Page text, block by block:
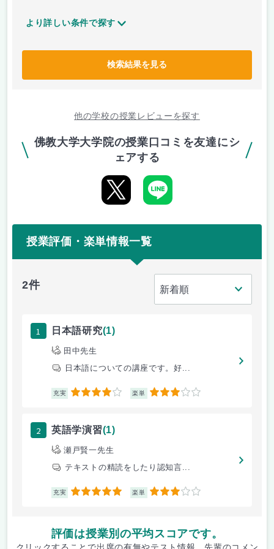
より詳しい条件で探す
検索結果を見る
他の学校の授業レビューを探す
佛教大学大学院の授業口コミを友達にシ
ェアする
授業評価・楽単情報一覧
2件
1 日本語研究(1)
田中先生
日本語についての講座です。好...
充実 4 楽単 3
2 英語学演習(1)
瀬戸賢一先生
テキストの精読をしたり認知言...
充実 5 楽単 3
評価は授業別の平均スコアです。